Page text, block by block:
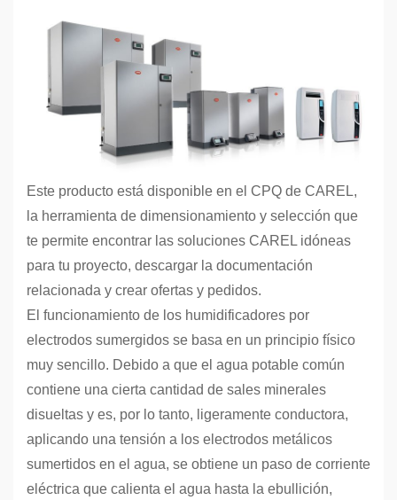
Este producto está disponible en el CPQ de CAREL,
la herramienta de dimensionamiento y selección que
te permite encontrar las soluciones CAREL idóneas
para tu proyecto, descargar la documentación
relacionada y crear ofertas y pedidos.
El funcionamiento de los humidificadores por
electrodos sumergidos se basa en un principio físico
muy sencillo. Debido a que el agua potable común
contiene una cierta cantidad de sales minerales
disueltas y es, por lo tanto, ligeramente conductora,
aplicando una tensión a los electrodos metálicos
sumertidos en el agua, se obtiene un paso de corriente
eléctrica que calienta el agua hasta la ebullición,